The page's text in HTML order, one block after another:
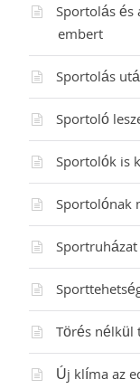
Sportolás és
embert
Sportolás
Sportoló
Sportolók is
Sportolónak
Törés nélkül
Új klíma az